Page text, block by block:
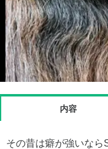
内容
その昔は癖が強いなら